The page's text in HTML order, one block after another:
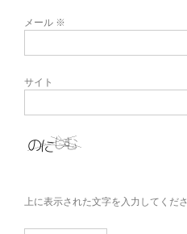
メール ※
サイト
上に表示された文字を入力してくださ